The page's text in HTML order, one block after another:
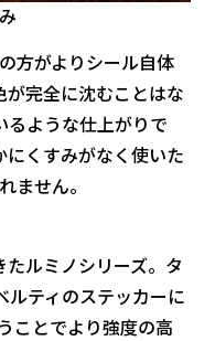
方がよりシール自体
完全に沈むことはな
るような仕上がりで
くすみがなく使いた
ません。
ルミノシリーズ。タ
ルティのステッカーに
ことでより強度の高